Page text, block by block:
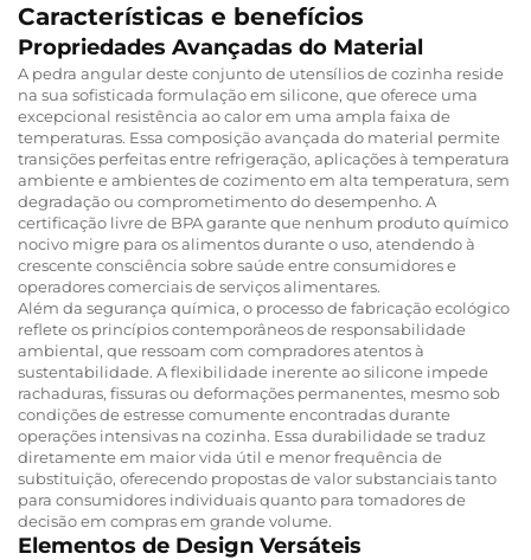
Características e benefícios
Propriedades Avançadas do Material
A pedra angular deste conjunto de utensílios de cozinha reside
na sua sofisticada formulação em silicone, que oferece uma
excepcional resistência ao calor em uma ampla faixa de
temperaturas. Essa composição avançada do material permite
transições perfeitas entre refrigeração, aplicações à temperatura
ambiente e ambientes de cozimento em alta temperatura, sem
degradação ou comprometimento do desempenho. A
certificação livre de BPA garante que nenhum produto químico
nocivo migre para os alimentos durante o uso, atendendo à
crescente consciência sobre saúde entre consumidores e
operadores comerciais de serviços alimentares.
Além da segurança química, o processo de fabricação ecológico
reflete os princípios contemporâneos de responsabilidade
ambiental, que ressoam com compradores atentos à
sustentabilidade. A flexibilidade inerente ao silicone impede
rachaduras, fissuras ou deformações permanentes, mesmo sob
condições de estresse comumente encontradas durante
operações intensivas na cozinha. Essa durabilidade se traduz
diretamente em maior vida útil e menor frequência de
substituição, oferecendo propostas de valor substanciais tanto
para consumidores individuais quanto para tomadores de
decisão em compras em grande volume.
Elementos de Design Versáteis